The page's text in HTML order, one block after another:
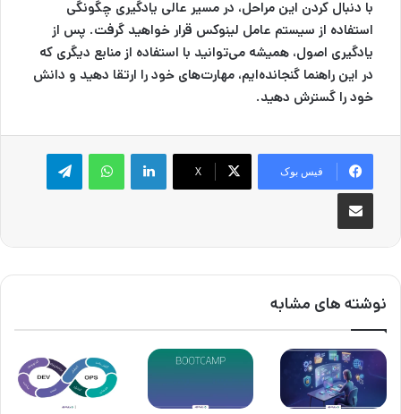
با دنبال کردن این مراحل، در مسیر عالی یادگیری چگونگی
استفاده از سیستم عامل لینوکس قرار خواهید گرفت. پس از
یادگیری اصول، همیشه می‌توانید با استفاده از منابع دیگری که
در این راهنما گنجانده‌ایم، مهارت‌های خود را ارتقا دهید و دانش
خود را گسترش دهید.
فیس بوک X
لینکدینواتس آپ تلگرام
اشتراک گذاری از طریق ایمیل
نوشته های مشابه